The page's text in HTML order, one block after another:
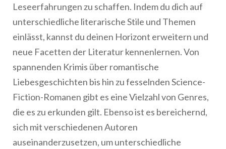
Leseerfahrungen zu schaffen. Indem du dich auf
unterschiedliche literarische Stile und Themen
einlässt, kannst du deinen Horizont erweitern und
neue Facetten der Literatur kennenlernen. Von
spannenden Krimis über romantische
Liebesgeschichten bis hin zu fesselnden Science-
Fiction-Romanen gibt es eine Vielzahl von Genres,
die es zu erkunden gilt. Ebenso ist es bereichernd,
sich mit verschiedenen Autoren
auseinanderzusetzen, um unterschiedliche